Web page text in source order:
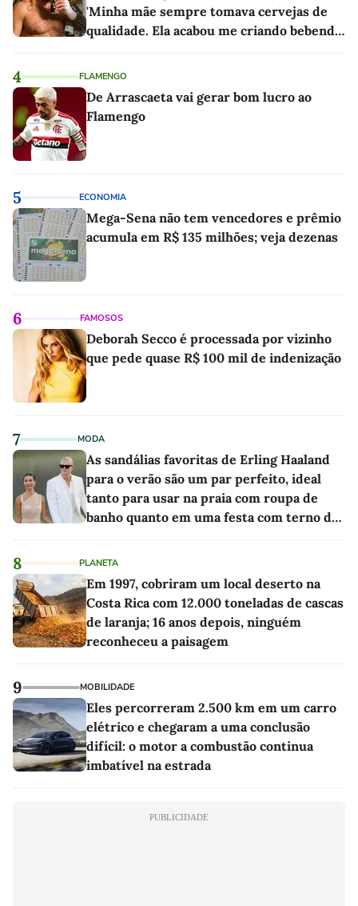
'Minha mãe sempre tomava cervejas de
qualidade. Ela acabou me criando bebendo
4 FLAMENGO
De Arrascaeta vai gerar bom lucro ao
Flamengo
5 ECONOMIA
Mega-Sena não tem vencedores e prêmio
acumula em R$ 135 milhões; veja dezenas
6 FAMOSOS
Deborah Secco é processada por vizinho
que pede quase R$ 100 mil de indenização
7 MODA
As sandálias favoritas de Erling Haaland
para o verão são um par perfeito, ideal
tanto para usar na praia com roupa de
banho quanto em uma festa com terno de
8 PLANETA
Em 1997, cobriram um local deserto na
Costa Rica com 12.000 toneladas de cascas
de laranja; 16 anos depois, ninguém
reconheceu a paisagem
9 MOBILIDADE
Eles percorreram 2.500 km em um carro
elétrico e chegaram a uma conclusão
difícil: o motor a combustão continua
imbatível na estrada
PUBLICIDADE